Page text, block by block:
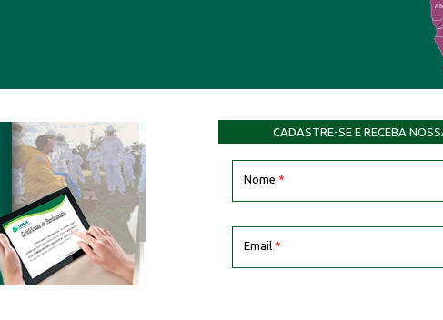
CADASTRE-SE E RECEBA
Nome *
Email *